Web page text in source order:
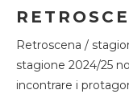
Retroscena /
stagione 2024/25
incontrare i